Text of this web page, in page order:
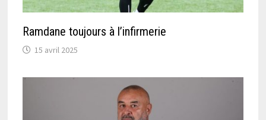
Ramdane toujours à l’infirmerie
15 avril 2025